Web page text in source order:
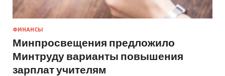
ФИНАНСЫ
Минпросвещения предложило
Минтруду варианты повышения
зарплат учителям